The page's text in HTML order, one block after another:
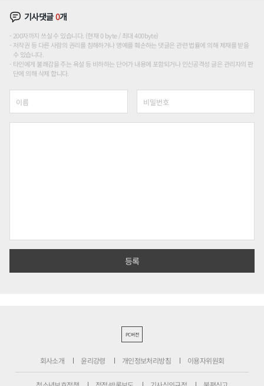
기사댓글0개
200자까지 쓰실 수 있습니다. (현재 0 byte / 최대 400byte)
저작권 등 다른 사람의 권리를 침해하거나 명예를 훼손하는 댓글은 관련 법률에 의해 제재를 받을
수 있습니다.
타인에게 불쾌감을 주는 욕설 등 비하하는 단어가 내용에 포함되거나 인신공격성 글은 관리자의 판
단에 의해 삭제 합니다.
PC버전
회사소개 윤리강령 개인정보처리방침 이용자위원회